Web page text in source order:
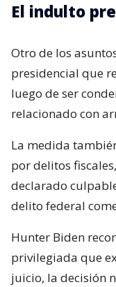
El indulto
Otro de los
presidencial que
luego de ser
relacionado con
La medida
por delitos
declarado
delito federal
Hunter Biden
privilegiada que
juicio, la decisión